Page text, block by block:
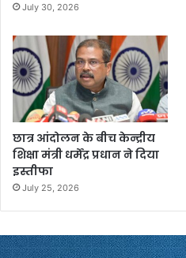
July 30, 2026
छात्र आंदोलन के बीच केन्द्रीय
शिक्षा मंत्री धर्मेंद्र प्रधान ने दिया
इस्तीफा
July 25, 2026